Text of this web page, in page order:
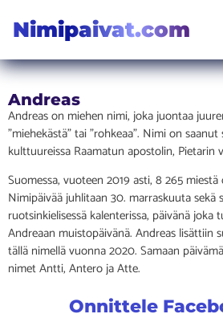
Nimipaivat.com
Andreas
Andreas on miehen nimi, joka juontaa
”miehekästä” tai ”rohkeaa”. Nimi on
kulttuureissa Raamatun apostolin, Pietarin
Suomessa, vuoteen 2019 asti, 8 265
Nimipäivää juhlitaan 30. marraskuuta sekä
ruotsinkielisessä kalenterissa, päivänä joka
Andreaan muistopäivänä. Andreas lisättiin
tällä nimellä vuonna 2020. Samaan
nimet Antti, Antero ja Atte.
Onnittele